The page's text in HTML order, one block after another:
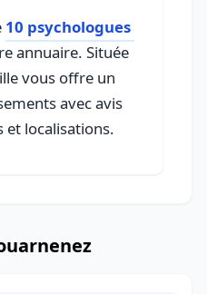
10 psychologues
annuaire. Située
vous offre un
avec avis
et localisations.